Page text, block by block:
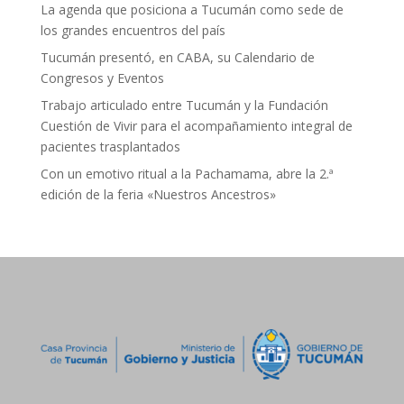
La agenda que posiciona a Tucumán como sede de
los grandes encuentros del país
Tucumán presentó, en CABA, su Calendario de
Congresos y Eventos
Trabajo articulado entre Tucumán y la Fundación
Cuestión de Vivir para el acompañamiento integral de
pacientes trasplantados
Con un emotivo ritual a la Pachamama, abre la 2.ª
edición de la feria «Nuestros Ancestros»